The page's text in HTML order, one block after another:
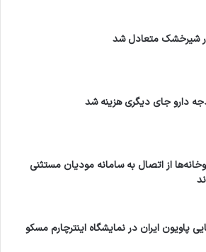
شیرخشک متعادل شد
دارو جای دیگری هزینه شد
از اتصال به سامانه مودیان مستثنی
پاویون ایران در نمایشگاه اینترچارم مسکو